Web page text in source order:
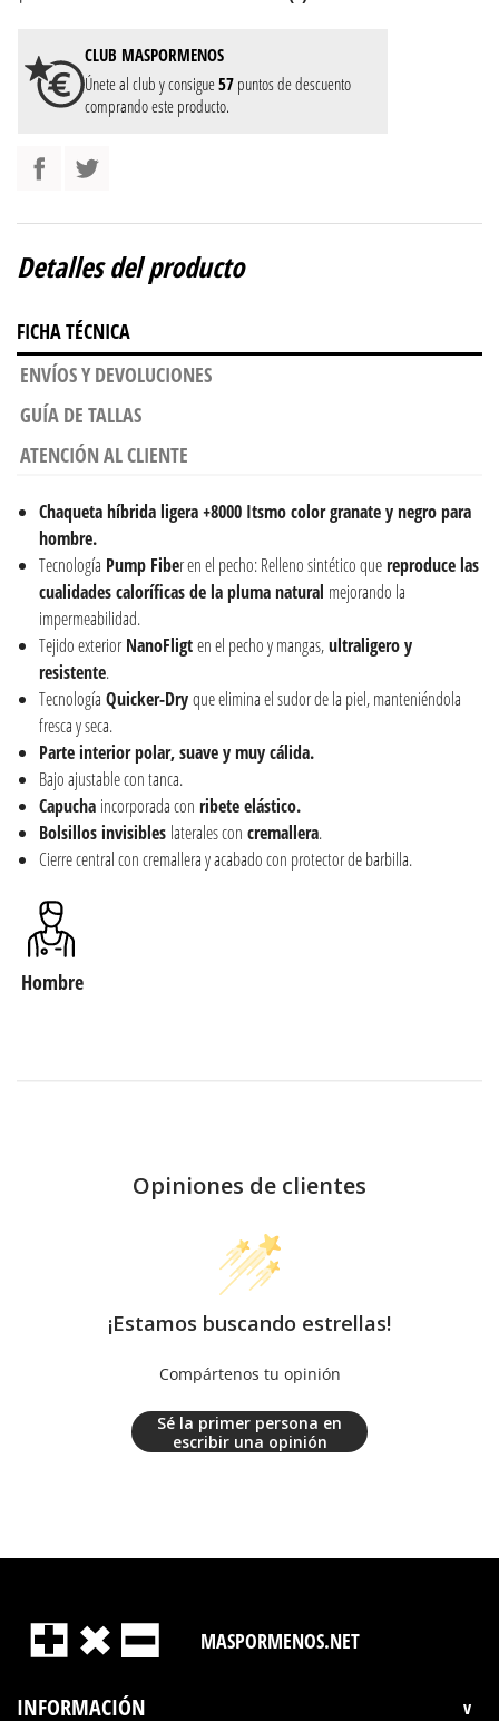
CLUB MASPORMENOS
Únete al club y consigue57 puntos de descuento
comprando este producto.
Detalles del producto
FICHA TÉCNICA
ENVÍOS Y DEVOLUCIONES
GUÍA DE TALLAS
ATENCIÓN AL CLIENTE
Chaqueta híbrida ligera +8000 Itsmo color granate y negro para
hombre.
Tecnología Pump Fiber en el pecho: Relleno sintético quereproduce las
cualidades caloríficas de la pluma natural mejorando la
impermeabilidad.
Tejido exteriorNanoFligten el pecho y mangas,ultraligero y
resistente.
Tecnología Quicker-Dryque elimina el sudor de la piel, manteniéndola
fresca y seca.
Parte interior polar, suave y muy cálida.
Bajo ajustable con tanca.
Capucha incorporada con ribete elástico.
Bolsillos invisibles laterales con cremallera.
Cierre central con cremallera y acabado con protector de barbilla.
Hombre
Opiniones de clientes
¡Estamos buscando estrellas!
Compártenos tu opinión
Sé la primer persona en
escribir una opinión
MASPORMENOS.NET
INFORMACIÓN